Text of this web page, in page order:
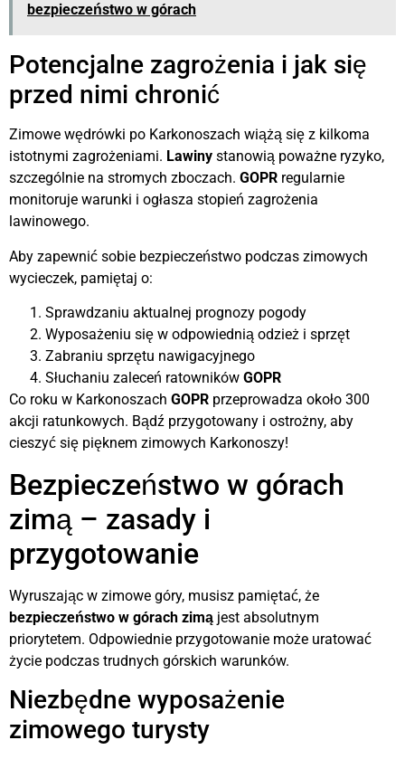
bezpieczeństwo w górach
Potencjalne zagrożenia i jak się
przed nimi chronić
Zimowe wędrówki po Karkonoszach wiążą się z kilkoma
istotnymi zagrożeniami. Lawiny stanowią poważne ryzyko,
szczególnie na stromych zboczach. GOPR regularnie
monitoruje warunki i ogłasza stopień zagrożenia
lawinowego.
Aby zapewnić sobie bezpieczeństwo podczas zimowych
wycieczek, pamiętaj o:
Sprawdzaniu aktualnej prognozy pogody
Wyposażeniu się w odpowiednią odzież i sprzęt
Zabraniu sprzętu nawigacyjnego
Słuchaniu zaleceń ratowników GOPR
Co roku w Karkonoszach GOPR przeprowadza około 300
akcji ratunkowych. Bądź przygotowany i ostrożny, aby
cieszyć się pięknem zimowych Karkonoszy!
Bezpieczeństwo w górach
zimą – zasady i
przygotowanie
Wyruszając w zimowe góry, musisz pamiętać, że
bezpieczeństwo w górach zimą jest absolutnym
priorytetem. Odpowiednie przygotowanie może uratować
życie podczas trudnych górskich warunków.
Niezbędne wyposażenie
zimowego turysty